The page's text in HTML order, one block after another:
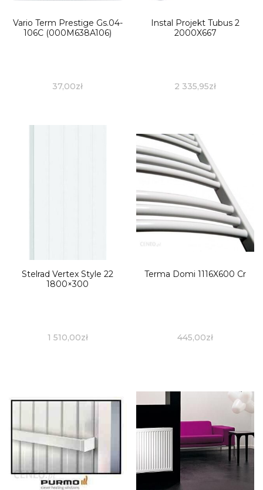
Vario Term Prestige Gs.04-
106C (000M638A106)
37,00zł
Instal Projekt Tubus 2
2000X667
2 335,95zł
Stelrad Vertex Style 22
1800×300
1 510,00zł
Terma Domi 1116X600 Cr
445,00zł